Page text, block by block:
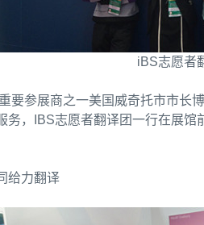
iBS志愿者
要参展商之一美国威奇托市市长
务，IBS志愿者翻译团一行在展
给力翻译